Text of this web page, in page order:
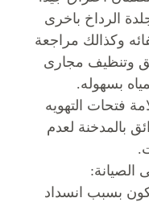
جلدة الرداخ باخرى
وكذالك مراجعة
وتنظيف مجارى
بسهوله.
فتحات التهويه
بالمدخنة لعدم
الصيانة:
بسبب انسداد